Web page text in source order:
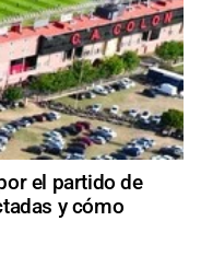
el partido de
y cómo